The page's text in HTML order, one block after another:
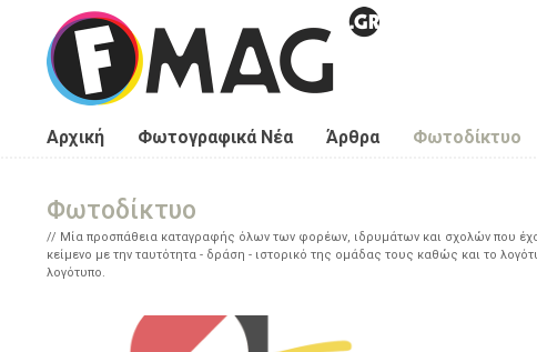
Παράκαμψη προς το κυρίως περιεχόμενο
Αρχική Φωτογραφικά Νέα Άρθρα Φωτοδίκτυο
Φωτοδίκτυο
Μία προσπάθεια καταγραφής όλων των φορέων, ιδρυμάτων και σχολών που
κείμενο με την ταυτότητα - δράση - ιστορικό της ομάδας τους καθώς και το
λογότυπο.